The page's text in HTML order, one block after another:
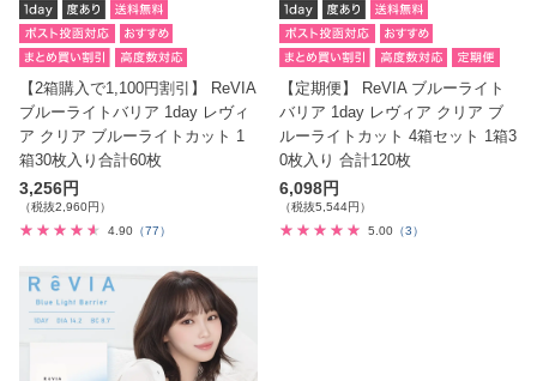
【2箱購入で1,100円割引】 ReVIA
ブルーライトバリア 1day レヴィ
ア クリア ブルーライトカット 1
箱30枚入り合計60枚
3,256円
（税抜2,960円）
4.90 （77）
【定期便】 ReVIA ブルーライト
バリア 1day レヴィア クリア ブ
ルーライトカット 4箱セット 1箱3
0枚入り 合計120枚
6,098円
（税抜5,544円）
5.00 （3）